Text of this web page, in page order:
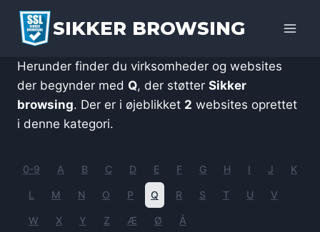
Fortsæt
indhold
SIKKER BROWSING
Herunder finder du virksomheder og websites
der begynder med Q, der støtter Sikker
browsing. Der er i øjeblikket 2 websites oprettet
i denne kategori.
0-9 A B C D E F G H I J K
L M N O P Q R S T U V
W X Y Z Æ Ø Å